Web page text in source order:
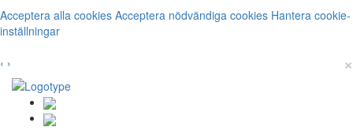
Acceptera alla cookies Acceptera nödvändiga cookies Hantera cookie-
inställningar
‹ › ×